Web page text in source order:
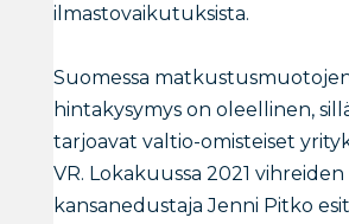
ilmastovaikutuksista.
Suomessa
hintakysymys on oleellinen,
tarjoavat valtio-omisteiset
VR. Lokakuussa 2021 vihreiden
kansanedustaja Jenni Pitko